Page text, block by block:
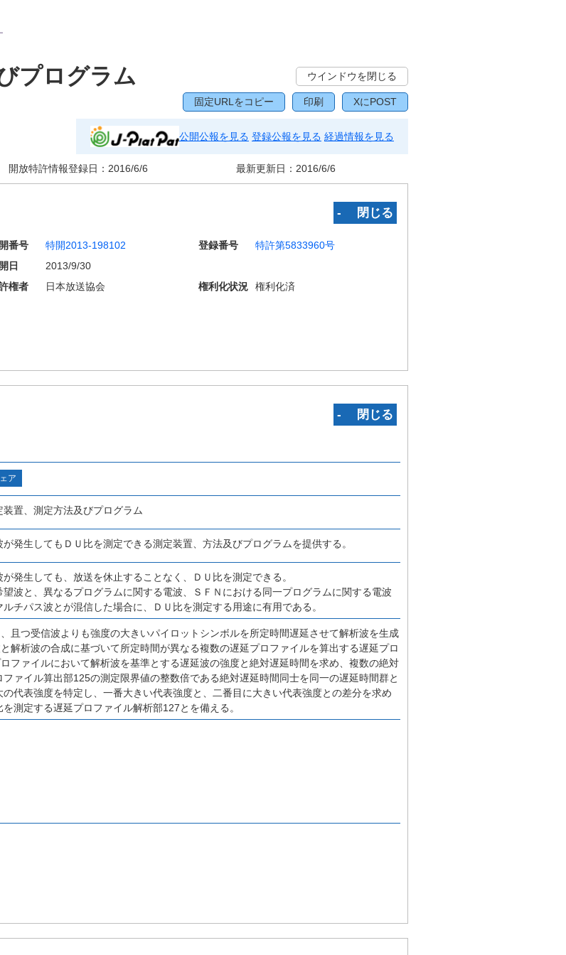
プログラム ウインドウを閉じる
固定URLをコピー 印刷 XにPOST
公開公報を見る 登録公報を見る 経過情報を見る
開放特許情報登録日： 2016/6/6 最新更新日： 2016/6/6
‐ 閉じる
番号 特開2013-198102 登録番号
特許第5833960号
日
2013/9/30
権者 日本放送協会 権利化状況
権利化済
‐ 閉じる
ア
置、測定方法及びプログラム
発生してもＤＵ比を測定できる測定装置、方法及びプログラムを提供する。
発生しても、放送を休止することなく、ＤＵ比を測定できる。
波と、異なるプログラムに関する電波、ＳＦＮにおける同一プログラムに関する電波
チパス波とが混信した場合に、ＤＵ比を測定する用途に有用である。
且つ受信波よりも強度の大きいパイロットシンボルを所定時間遅延させて解析波を生成
解析波の合成に基づいて所定時間が異なる複数の遅延プロファイルを算出する遅延プロ
ファイルにおいて解析波を基準とする遅延波の強度と絶対遅延時間を求め、複数の絶対
ァイル算出部125の測定限界値の整数倍である絶対遅延時間同士を同一の遅延時間群と
代表強度を特定し、一番大きい代表強度と、二番目に大きい代表強度との差分を求め
測定する遅延プロファイル解析部127とを備える。